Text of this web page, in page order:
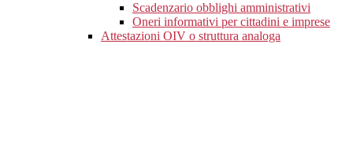
Scadenzario obblighi amministrativi
Oneri informativi per cittadini e imprese
Attestazioni OIV o struttura analoga